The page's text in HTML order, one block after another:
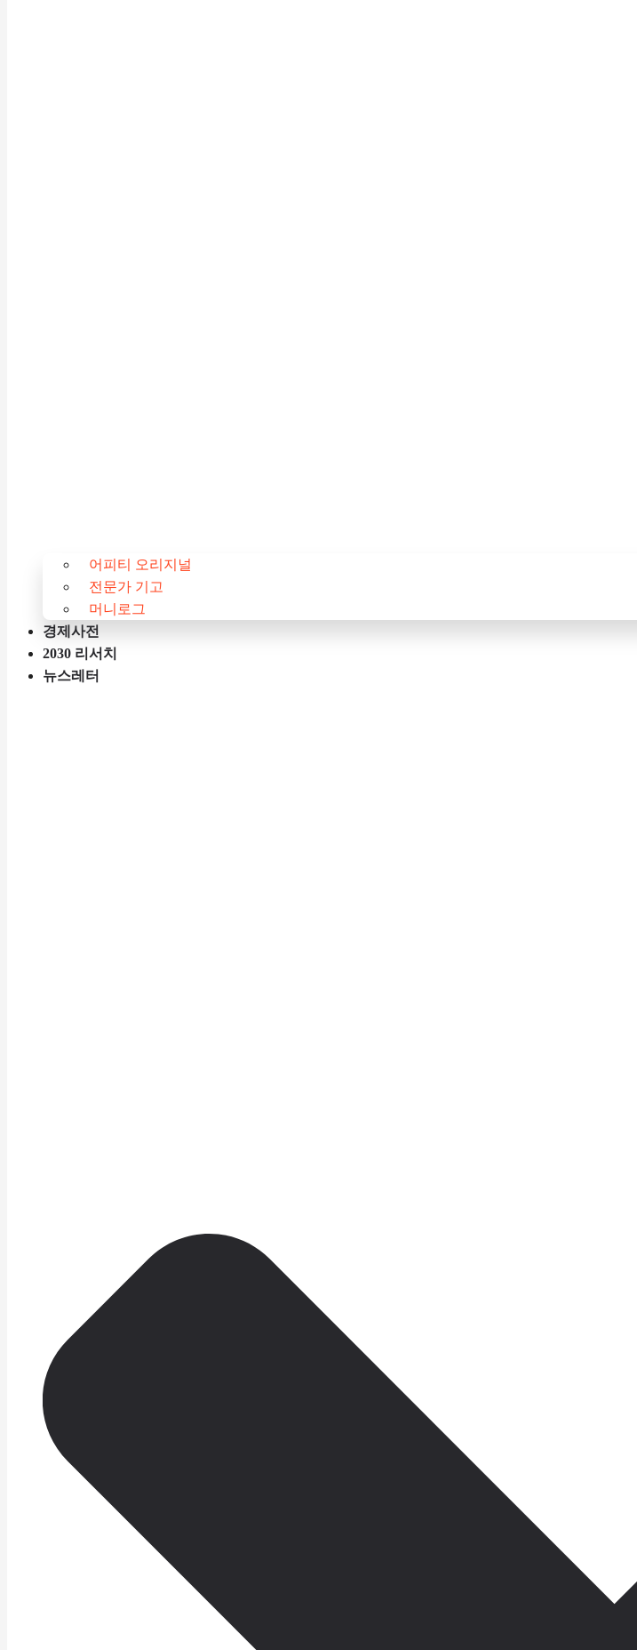
어피티 오리지널
전문가 기고
머니로그
경제사전
2030 리서치
뉴스레터